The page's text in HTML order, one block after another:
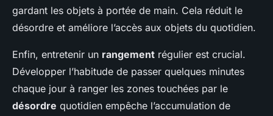
gardant les objets à portée de main. Cela réduit le
désordre et améliore l’accès aux objets du quotidien.
Enfin, entretenir un rangement régulier est crucial.
Développer l’habitude de passer quelques minutes
chaque jour à ranger les zones touchées par le
désordre quotidien empêche l’accumulation de